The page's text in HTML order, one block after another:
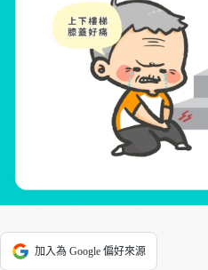
加入為 Google 偏好來源